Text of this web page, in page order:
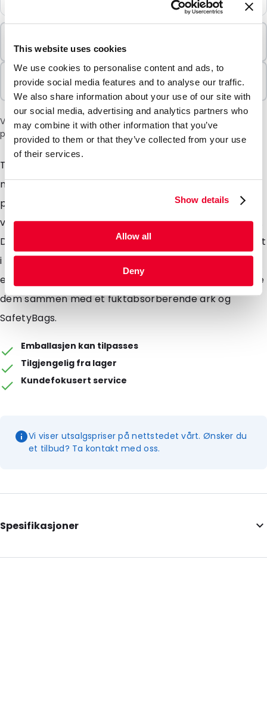
This website uses cookies
We use cookies to personalise content and ads, to
provide social media features and to analyse our traffic.
We also share information about your use of our site with
our social media, advertising and analytics partners who
may combine it with other information that you’ve
provided to them or that they’ve collected from your use
of their services.
Show details
Allow all
Deny
100 Enheter
Selges i pakker
100 Enheter
Vær oppmerksom på: et tillegg på 6 % vil bli lagt til i kassen
på grunn av den nåværende situasjonen i Midtøsten.
Transportblisterne er utviklet for forsendelse av
medisinske og biologiske stoffer og er laget av robust
polypropylen. Målene på transportblisterne er nøye
valgt slik at de passer perfekt i en PolyMed-konvolutt.
De fleste transportblisterne kan sendes som brevpost
i kombinasjon med ytteremballasje, noe som gir deg
en betydelig rabatt på fraktkostnadene. Du kan bruke
dem sammen med et fuktabsorberende ark og
SafetyBags.
Emballasjen kan tilpasses
Tilgjengelig fra lager
Kundefokusert service
Vi viser utsalgspriser på nettstedet vårt. Ønsker du
et tilbud? Ta kontakt med oss.
Spesifikasjoner
External Length: 171